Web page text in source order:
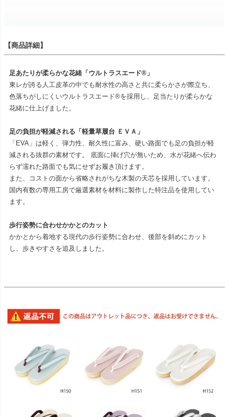
【商品詳細】
足あたりが柔らかな花緒「ウルトラスエード®」
東レが誇る人工皮革の中でも耐水性の高さと共に柔らかさが際立ち、
色落ちがしにくいウルトラスエード®を採用し、足当たりが柔らかな
花緒に仕上げました。
足の負担が軽減される「軽量草履台 ＥＶＡ」
「EVA」は軽く、弾力性、耐久性に富み、硬い路面でも足の負担が軽
減される抜群の素材です。 底面に挿げ穴が無いため、水が花緒へ伝わ
らず濡れた路面でも気にせずお履き頂けます。
また、コストの面から省略されがちな木製の天芯を採用しています。
国内有数の専用工房で厳選素材を材料に製作した特注品を使用してい
ます。
歩行姿勢に合わせかかとのカット
かかとから着地する現代の歩行姿勢に合わせ、後部を斜めにカット
し、歩きやすさを追及しました。